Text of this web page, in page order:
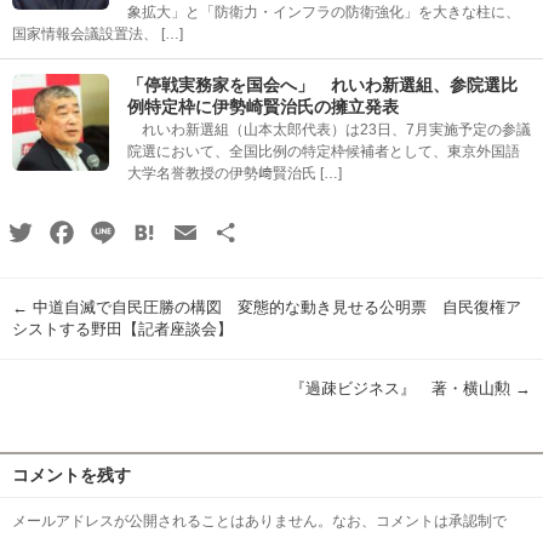
象拡大」と「防衛力・インフラの防衛強化」を大きな柱に、
国家情報会議設置法、 […]
「停戦実務家を国会へ」 れいわ新選組、参院選比
例特定枠に伊勢崎賢治氏の擁立発表
れいわ新選組（山本太郎代表）は23日、7月実施予定の参議
院選において、全国比例の特定枠候補者として、東京外国語
大学名誉教授の伊勢﨑賢治氏 […]
TwitterFacebook
Line HatenaEmail
← 中道自滅で自民圧勝の構図 変態的な動き見せる公明票 自民復権ア
シストする野田【記者座談会】
『過疎ビジネス』 著・横山勲 →
コメントを残す
メールアドレスが公開されることはありません。なお、コメントは承認制で